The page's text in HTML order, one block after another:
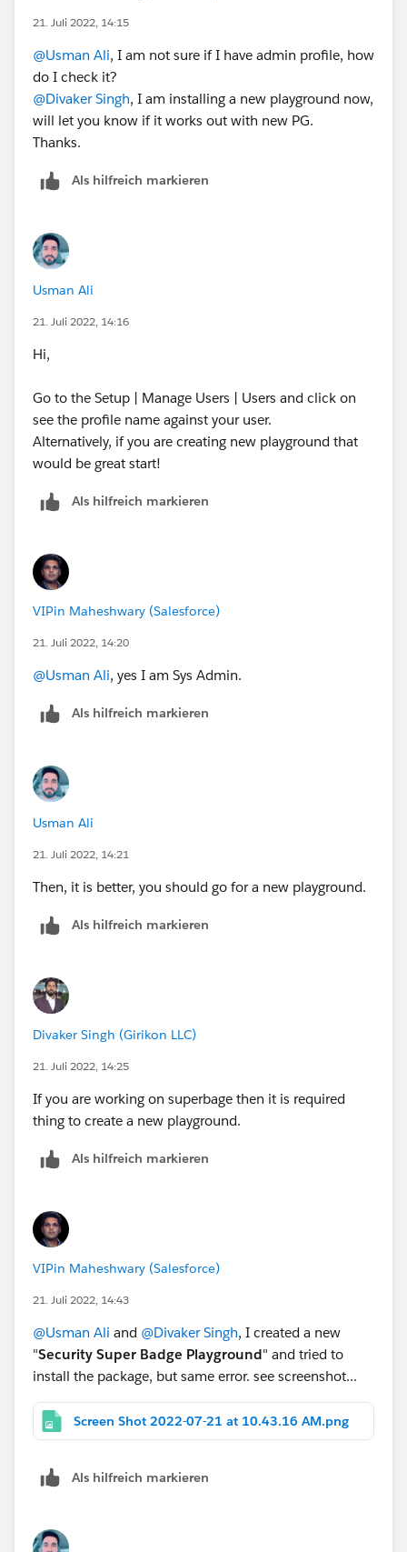
21. Juli 2022, 14:15
@Usman Ali, I am not sure if I have admin profile, how
do I check it?
@Divaker Singh, I am installing a new playground now,
will let you know if it works out with new PG.
Thanks.
Als hilfreich markieren
Usman Ali
21. Juli 2022, 14:16
Hi,
Go to the Setup | Manage Users | Users and click on
see the profile name against your user.
Alternatively, if you are creating new playground that
would be great start!
Als hilfreich markieren
VIPin Maheshwary (Salesforce)
21. Juli 2022, 14:20
@Usman Ali, yes I am Sys Admin.
Als hilfreich markieren
Usman Ali
21. Juli 2022, 14:21
Then, it is better, you should go for a new playground.
Als hilfreich markieren
Divaker Singh (Girikon LLC)
21. Juli 2022, 14:25
If you are working on superbage then it is required
thing to create a new playground.
Als hilfreich markieren
VIPin Maheshwary (Salesforce)
21. Juli 2022, 14:43
@Usman Ali and @Divaker Singh, I created a new
"Security Super Badge Playground" and tried to
install the package, but same error. see screenshot...
Screen Shot 2022-07-21 at 10.43.16 AM.png
Als hilfreich markieren